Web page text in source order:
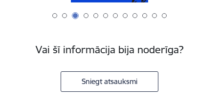
Vai šī informācija bija noderīga?
Sniegt atsauksmi